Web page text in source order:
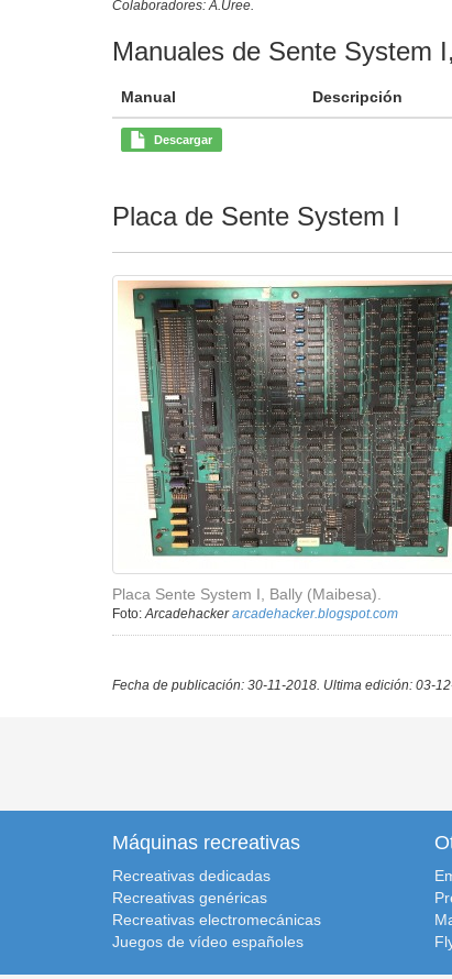
Colaboradores: A.Uree.
Manuales de Sente System
Manual Descripción
Descargar
Placa de Sente System I
Placa Sente System I, Bally (Maibesa).
Foto:Arcadehackerarcadehacker.blogspot.com
Fecha de publicación: 30-11-2018. Ultima edición: 03-
Máquinas recreativas
Recreativas dedicadas
Recreativas genéricas
Recreativas electromecánicas
Juegos de vídeo españoles